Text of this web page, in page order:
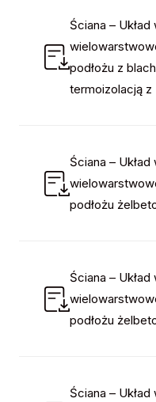
Ściana –
podłożu z
termoizolacją z
Ściana –
podłożu
Ściana –
podłożu
Ściana –